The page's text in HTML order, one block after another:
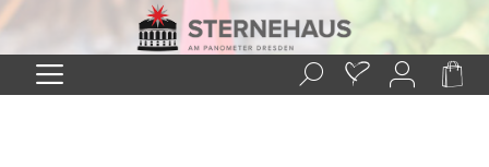
Zum Hauptinhalt springen